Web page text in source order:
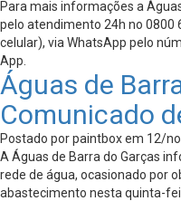
Para mais informações a
pelo atendimento 24h no 0800
celular), via WhatsApp pelo
App.
Águas de
Comunicado
Postado por paintbox em 12/
A Águas de Barra do Garças
rede de água, ocasionado por
abastecimento nesta quinta-